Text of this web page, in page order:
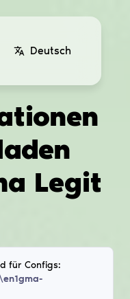
Deutsch
Legit
für Configs: